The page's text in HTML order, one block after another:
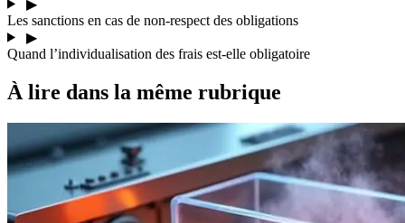
▶
Les sanctions en cas de non-respect des obligations
▶
Quand l’individualisation des frais est-elle obligatoire
À lire dans la même rubrique